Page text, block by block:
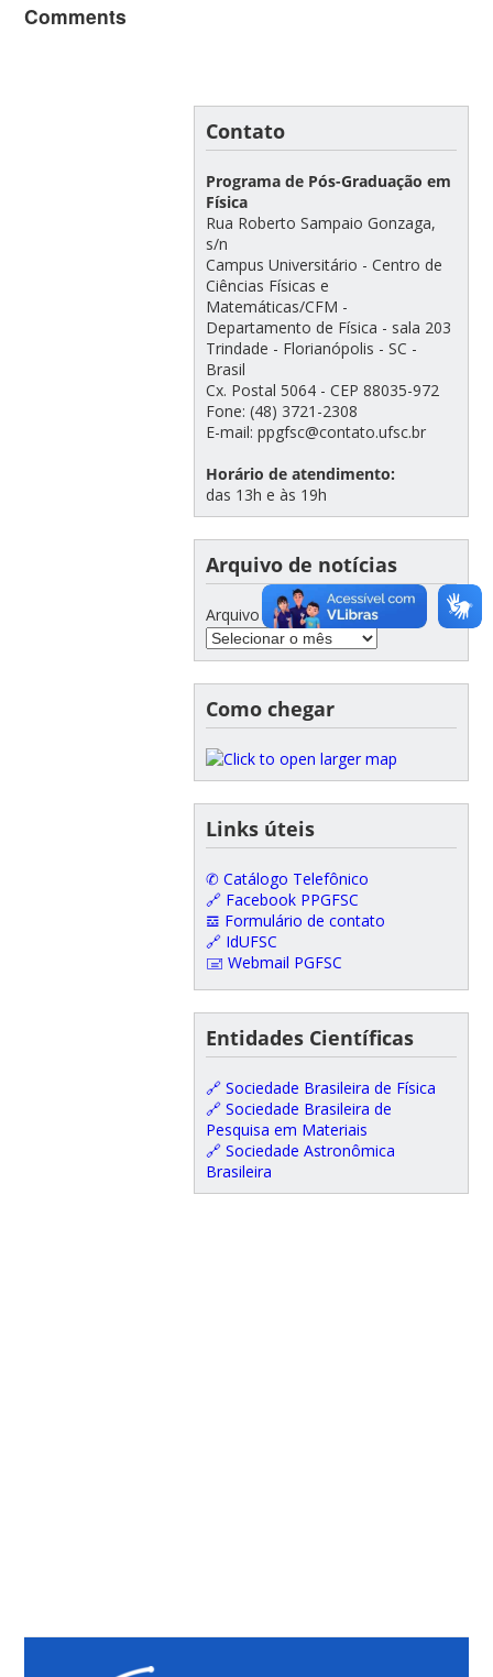
Comments
Contato
Programa de Pós-Graduação em
Física
Rua Roberto Sampaio Gonzaga,
s/n
Campus Universitário - Centro de
Ciências Físicas e
Matemáticas/CFM -
Departamento de Física - sala 203
Trindade - Florianópolis - SC -
Brasil
Cx. Postal 5064 - CEP 88035-972
Fone: (48) 3721-2308
E-mail: ppgfsc@contato.ufsc.br
Horário de atendimento:
das 13h e às 19h
Arquivo de notícias
Arquivo de notícias
Como chegar
Links úteis
✆ Catálogo Telefônico
🔗 Facebook PPGFSC
𝌕 Formulário de contato
🔗 IdUFSC
🖃 Webmail PGFSC
Entidades Científicas
🔗 Sociedade Brasileira de Física
🔗 Sociedade Brasileira de
Pesquisa em Materiais
🔗 Sociedade Astronômica
Brasileira